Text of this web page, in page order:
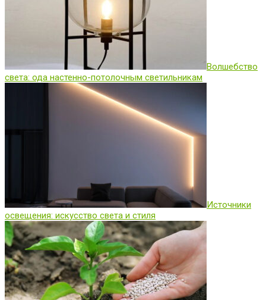
Волшебство
света: ода настенно-потолочным светильникам
Источники
освещения: искусство света и стиля